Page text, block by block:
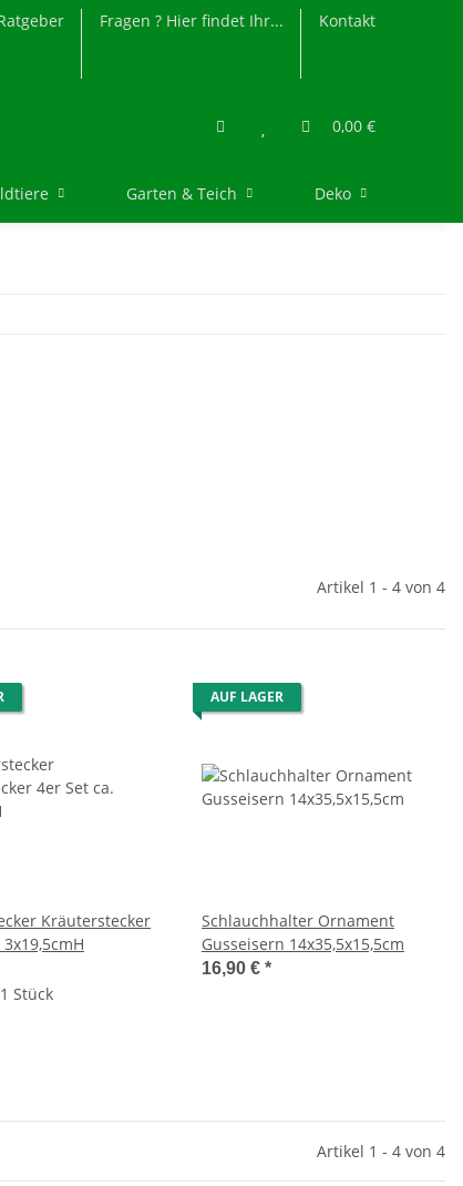
Fragen ? Hier findet Ihr... Kontakt
0,00 €
Garten & Teich Deko
Artikel 1 - 4 von 4
Kräuterstecker
Stück
AUF LAGER
Schlauchhalter Ornament
Gusseisern 14x35,5x15,5cm
16,90 € *
Artikel 1 - 4 von 4